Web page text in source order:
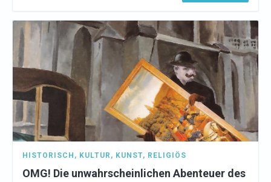
HISTORISCH , KULTUR , KUNST, RELIGIÖS
OMG! Die unwahrscheinlichen Abenteuer des